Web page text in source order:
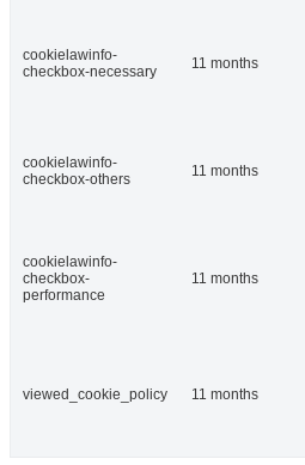
cookielawinfo-
checkbox-necessary
11 months
cookielawinfo-
checkbox-others
11 months
cookielawinfo-
checkbox-
performance
11 months
viewed_cookie_policy 11 months